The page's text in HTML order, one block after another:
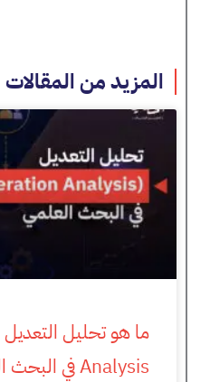
المزيد من المقالات
Analysis في البحث العلمي؟